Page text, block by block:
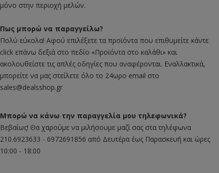
μόνο στην περιοχή μελών.
Πως μπορώ να παραγγείλω?
Πολύ εύκολα! Αφού επιλέξετε τα προϊόντα που επιθυμείτε κάντε
click επάνω δεξιά στο πεδίο «Προϊόντα στο καλάθι» και
ακολουθείστε τις απλές οδηγίες που αναφέρονται. Εναλλακτικά,
μπορείτε να μας στείλετε όλο το 24ωρο email στο
sales@dealsshop.gr
Μπορώ να κάνω την παραγγελία μου τηλεφωνικά?
Βεβαίως! Θα χαρούμε να μιλήσουμε μαζί σας στα τηλέφωνα
210.6923633 - 6972691856 από Δευτέρα έως Παρασκευή και ώρες
10:00 - 18:00